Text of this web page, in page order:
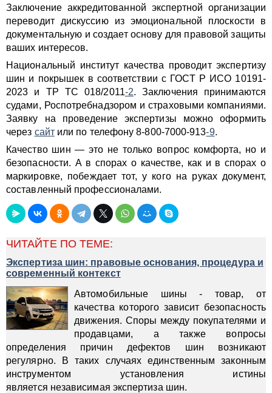
Заключение аккредитованной экспертной организации
переводит дискуссию из эмоциональной плоскости в
документальную и создает основу для правовой защиты
ваших интересов.
Национальный институт качества проводит экспертизу
шин и покрышек в соответствии с ГОСТ Р ИСО 10191-
2023 и ТР ТС 018/2011-2. Заключения принимаются
судами, Роспотребнадзором и страховыми компаниями.
Заявку на проведение экспертизы можно оформить
через сайтили по телефону 8-800-7000-913-9.
Качество шин — это не только вопрос комфорта, но и
безопасности. А в спорах о качестве, как и в спорах о
маркировке, побеждает тот, у кого на руках документ,
составленный профессионалами.
ЧИТАЙТЕ ПО ТЕМЕ:
Экспертиза шин: правовые основания, процедура и
современный контекст
Автомобильные шины - товар, от
качества которого зависит безопасность
движения. Споры между покупателями и
продавцами, а также вопросы
определения причин дефектов шин возникают
регулярно. В таких случаях единственным законным
инструментом установления истины
является независимая экспертиза шин.